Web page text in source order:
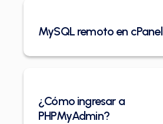
MySQL remoto en cPanel
¿Cómo ingresar a
PHPMyAdmin?